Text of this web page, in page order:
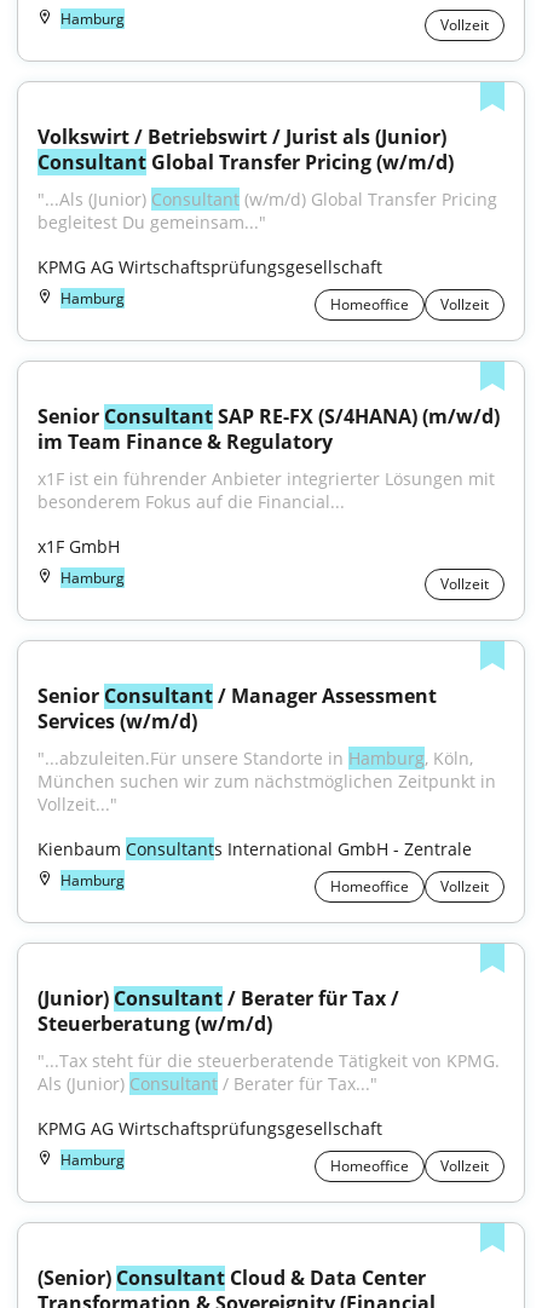
Hamburg Vollzeit
Consultant Global Transfer Pricing (w/m/d)
"...Als (Junior) Consultant (w/m/d) Global Transfer Pricing
begleitest Du gemeinsam..."
KPMG AG Wirtschaftsprüfungsgesellschaft
Hamburg Homeoffice Vollzeit
Senior Consultant SAP RE-FX (S/4HANA) (m/w/d)
im Team Finance & Regulatory
x1F ist ein führender Anbieter integrierter Lösungen mit
besonderem Fokus auf die Financial...
x1F GmbH
Hamburg Vollzeit
Senior Consultant / Manager Assessment
Services (w/m/d)
"...abzuleiten.Für unsere Standorte in Hamburg, Köln,
München suchen wir zum nächstmöglichen Zeitpunkt in
Vollzeit..."
Kienbaum Consultants International GmbH - Zentrale
Hamburg Homeoffice Vollzeit
(Junior) Consultant / Berater für Tax /
Steuerberatung (w/m/d)
"...Tax steht für die steuerberatende Tätigkeit von KPMG.
Als (Junior) Consultant / Berater für Tax..."
KPMG AG Wirtschaftsprüfungsgesellschaft
Hamburg Homeoffice Vollzeit
(Senior) Consultant Cloud & Data Center